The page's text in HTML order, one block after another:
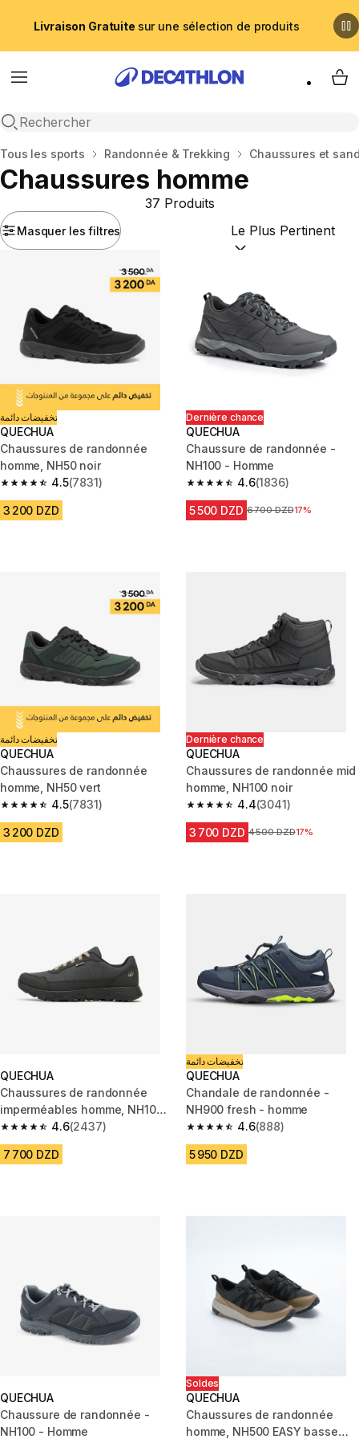
Livraison Gratuite sur une sélection de produits
Menu
Recherche ouverte
My
Accueil
Tous les sports Randonnée & Trekking Chaussures et
Chaussures homme
Masquer les filtres
37 Produits
Trier par :(optional)
تخفيضات دائمة
QUECHUA
Chaussures de randonnée
homme, NH50 noir
4.5
4.5 out of 5 stars from 7831 reviews
(7831)
3 200 DZD
Dernière chance
QUECHUA
Chaussure de randonnée -
NH100 - Homme
4.6
4.6 out of 5 stars from 1836
(1836)
5 500 DZD Prix avant la réduction
6 700 DZD17%
تخفيضات دائمة
QUECHUA
Chaussures de randonnée
homme, NH50 vert
4.5
4.5 out of 5 stars from 7831 reviews
(7831)
3 200 DZD
Dernière chance
QUECHUA
Chaussures de randonnée mid
homme, NH100 noir
4.4
4.4 out of 5 stars from 3041
(3041)
3 700 DZD Prix avant la réduction
4 500 DZD17%
QUECHUA
Chaussures de randonnée
imperméables homme, NH100
WP gris
4.6
4.6 out of 5 stars from 2437 reviews
(2437)
7 700 DZD
تخفيضات دائمة
QUECHUA
Chandale de randonnée -
NH900 fresh - homme
4.6
4.6 out of 5 stars from 888
(888)
5 950 DZD
QUECHUA
Chaussure de randonnée -
NH100 - Homme
Soldes
QUECHUA
Chaussures de randonnée
homme, NH500 EASY basse